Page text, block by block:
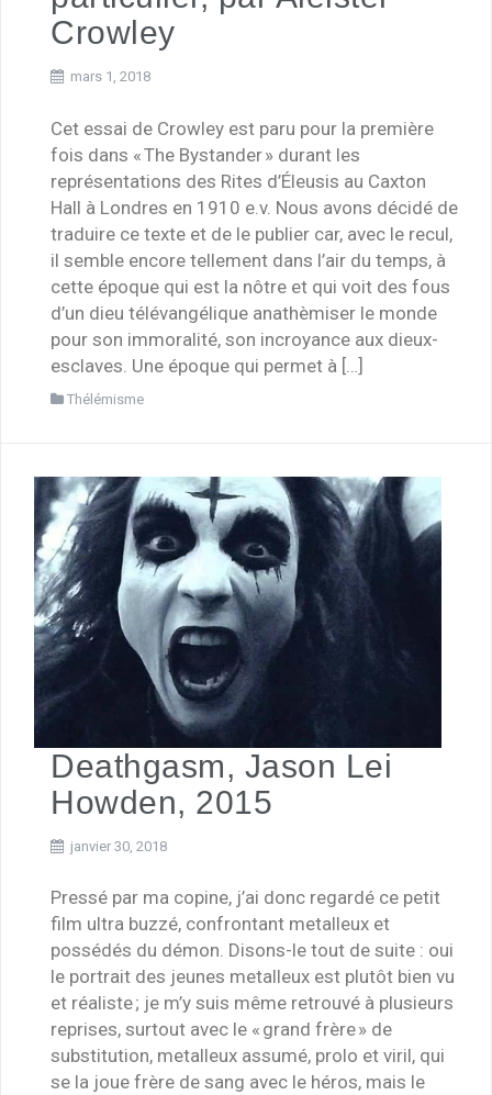
Crowley
mars 1, 2018
Cet essai de Crowley est paru pour la première
fois dans « The Bystander » durant les
représentations des Rites d’Éleusis au Caxton
Hall à Londres en 1910 e.v. Nous avons décidé de
traduire ce texte et de le publier car, avec le recul,
il semble encore tellement dans l’air du temps, à
cette époque qui est la nôtre et qui voit des fous
d’un dieu télévangélique anathèmiser le monde
pour son immoralité, son incroyance aux dieux-
esclaves. Une époque qui permet à […]
Thélémisme
Deathgasm, Jason Lei
Howden, 2015
janvier 30, 2018
Pressé par ma copine, j’ai donc regardé ce petit
film ultra buzzé, confrontant metalleux et
possédés du démon. Disons-le tout de suite : oui
le portrait des jeunes metalleux est plutôt bien vu
et réaliste ; je m’y suis même retrouvé à plusieurs
reprises, surtout avec le « grand frère » de
substitution, metalleux assumé, prolo et viril, qui
se la joue frère de sang avec le héros, mais le